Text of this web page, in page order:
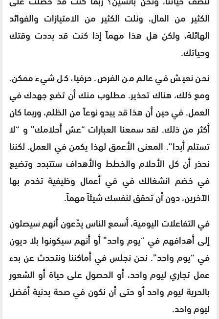
الكثير من المال، ونلت الكثير من الامتيازات والفوائد
الهائلة، ولكن هل هذا مهماً إذا كنت قد بددت وقتك
وحياتك.
نحن نعيش في عالم من الفرص. حرفيا، كل شيء ممكن.
ومع ذلك، هناك تحذير. مطلوب منك أن تضع جهدك في
العمل. في حين أن هذا قد يبدو نوعاً من الظلم، وربما كان
أكثر من ذلك. لقد سمعنا العبارات “عش أحلامك” و “لا
تستلم أبدا”. المعنى الأعمق لهذا يكمن في العمل. لكننا
نحذر أن كل الأحلام والخطط والأهداف ستتبدد وتضيع
في خضم انشغالك في في أعمال وظيفية تخدم بها
الآخرين، دون أن تحقق لنفسك شيئاً مهماً.
في التفاعلات اليومية، أسمع الناس يدّعون أنهم سيصلون
إلى أهدافهم في “يوم واحد” أو أنهم سيكونوا بلا ديون
في “يوم واحد”. نحن نجلس في أماكننا ونتحدث عن بدء
عمل تجاري ليوم واحد، أو الحصول على حياة أو الشعور
بالحرية ليوم واحد أو حتى أن نكون في صحة بدنية أفضل
ليوم واحد.